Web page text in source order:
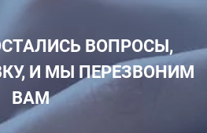
ВОПРОСЫ,
И МЫ ПЕРЕЗВОНИМ
ВАМ